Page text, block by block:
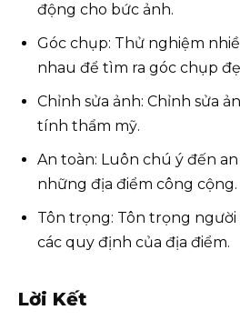
động cho bức ảnh.
Góc chụp: Thử nghiệm
nhau để tìm ra góc chụp
Chỉnh sửa ảnh: Chỉnh sửa
tính thẩm mỹ.
An toàn: Luôn chú ý đến
những địa điểm công cộng.
Tôn trọng: Tôn trọng
các quy định của địa điểm.
Lời Kết